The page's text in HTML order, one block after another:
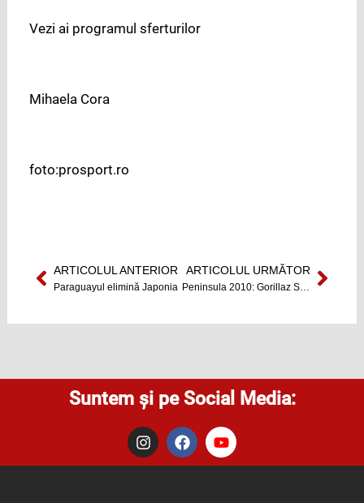
Vezi ai programul sferturilor
Mihaela Cora
foto:prosport.ro
Prev
ARTICOLUL ANTERIOR
Paraguayul elimină Japonia
ARTICOLUL URMĂTORNext
Suntem și pe Social Media:
I
n
s
F
a
c
Y
o
u